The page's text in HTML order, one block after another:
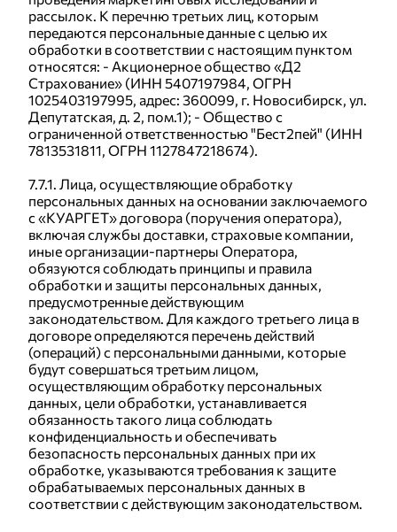
рассылок. К перечню третьих лиц, которым
передаются персональные данные с целью их
обработки в соответствии с настоящим пунктом
относятся: - Акционерное общество «Д2
Страхование» (ИНН 5407197984, ОГРН
1025403197995, адрес: 360099, г. Новосибирск, ул.
Депутатская, д. 2, пом.1); - Общество с
ограниченной ответственностью "Бест2пей" (ИНН
7813531811, ОГРН 1127847218674).
7.7.1. Лица, осуществляющие обработку
персональных данных на основании заключаемого
с «КУАРГЕТ» договора (поручения оператора),
включая службы доставки, страховые компании,
иные организации-партнеры Оператора,
обязуются соблюдать принципы и правила
обработки и защиты персональных данных,
предусмотренные действующим
законодательством. Для каждого третьего лица в
договоре определяются перечень действий
(операций) с персональными данными, которые
будут совершаться третьим лицом,
осуществляющим обработку персональных
данных, цели обработки, устанавливается
обязанность такого лица соблюдать
конфиденциальность и обеспечивать
безопасность персональных данных при их
обработке, указываются требования к защите
обрабатываемых персональных данных в
соответствии с действующим законодательством.